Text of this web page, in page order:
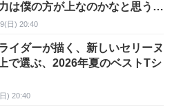
は僕の方が上なのかなと思う」
分が極めたい」
日) 20:40
イダーが描く、新しいセリーヌ
で選ぶ、2026年夏のベストTシ
) 20:40